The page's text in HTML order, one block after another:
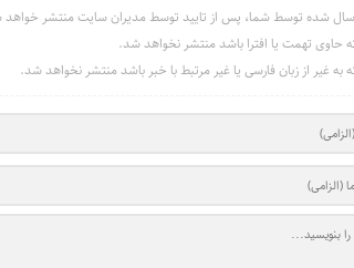
شده توسط شما، پس از تایید توسط مدیران سایت منتشر
حاوی تهمت یا افترا باشد منتشر نخواهد شد.
به غیر از زبان فارسی یا غیر مرتبط با خبر باشد منتشر نخواهد شد.